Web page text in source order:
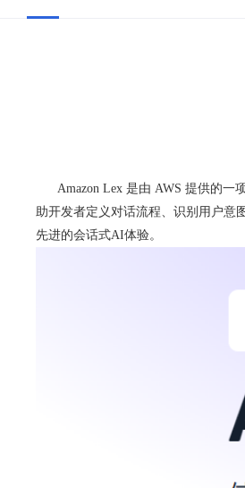
Amazon Lex 是由 AWS 提供的一
助开发者定义对话流程、识别用户意
先进的会话式AI体验。